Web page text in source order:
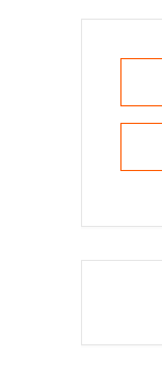
e
b
o
o
k